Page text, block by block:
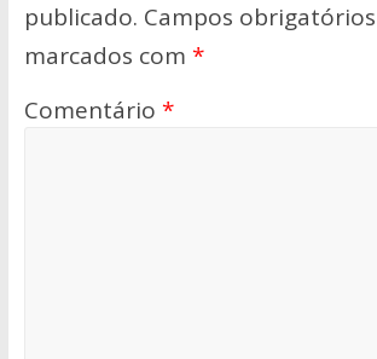
publicado. Campos
marcados com *
Comentário *